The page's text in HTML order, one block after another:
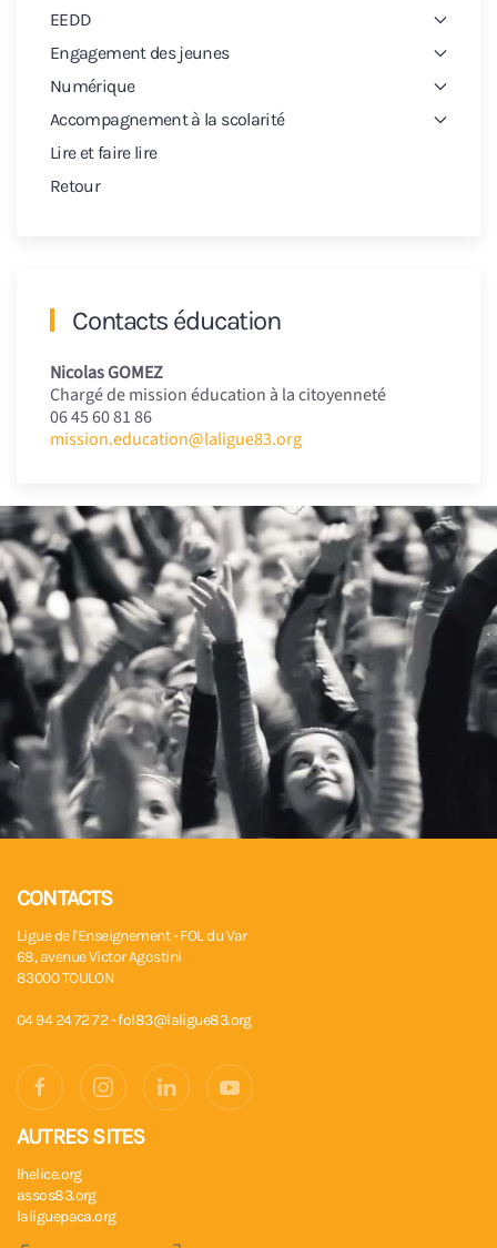
EEDD
Engagement des jeunes
Numérique
Accompagnement à la scolarité
Lire et faire lire
Retour
Contacts éducation
Nicolas GOMEZ
Chargé de mission éducation à la citoyenneté
06 45 60 81 86
mission.education@laligue83.org
CONTACTS
Ligue de l'Enseignement - FOL du Var
68, avenue Victor Agostini
83000 TOULON
04 94 24 72 72 -fol83@laligue83.org
AUTRES SITES
lhelice.org
assos83.org
laliguepaca.org